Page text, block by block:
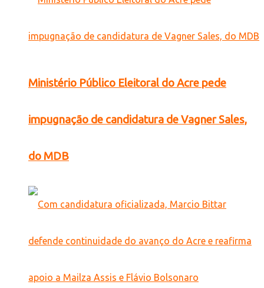
Ministério Público Eleitoral do Acre pede
impugnação de candidatura de Vagner Sales,
do MDB